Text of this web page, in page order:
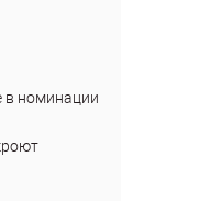
в номинации